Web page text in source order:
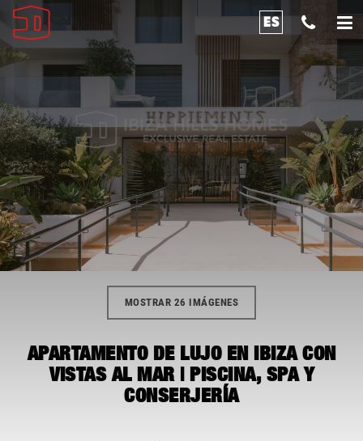
ES
MOSTRAR 26 IMÁGENES
APARTAMENTO DE LUJO EN IBIZA CON
VISTAS AL MAR | PISCINA, SPA Y
CONSERJERÍA